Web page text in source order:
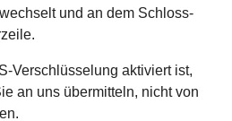
wechselt und an dem Schloss-
Verschlüsselung aktiviert ist,
an uns übermitteln, nicht von